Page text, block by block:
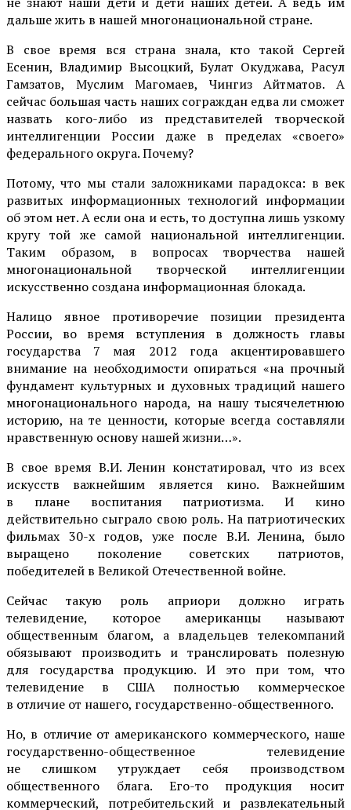
дальше жить в нашей многонациональной стране.
В свое время вся страна знала, кто такой Сергей
Есенин, Владимир Высоцкий, Булат Окуджава, Расул
Гамзатов, Муслим Магомаев, Чингиз Айтматов. А
сейчас большая часть наших сограждан едва ли сможет
назвать кого-либо из представителей творческой
интеллигенции России даже в пределах «своего»
федерального округа. Почему?
Потому, что мы стали заложниками парадокса: в век
развитых информационных технологий информации
об этом нет. А если она и есть, то доступна лишь узкому
кругу той же самой национальной интеллигенции.
Таким образом, в вопросах творчества нашей
многонациональной творческой интеллигенции
искусственно создана информационная блокада.
Налицо явное противоречие позиции президента
России, во время вступления в должность главы
государства 7 мая 2012 года акцентировавшего
внимание на необходимости опираться «на прочный
фундамент культурных и духовных традиций нашего
многонационального народа, на нашу тысячелетнюю
историю, на те ценности, которые всегда составляли
нравственную основу нашей жизни…».
В свое время В.И. Ленин констатировал, что из всех
искусств важнейшим является кино. Важнейшим
в плане воспитания патриотизма. И кино
действительно сыграло свою роль. На патриотических
фильмах 30-х годов, уже после В.И. Ленина, было
выращено поколение советских патриотов,
победителей в Великой Отечественной войне.
Сейчас такую роль априори должно играть
телевидение, которое американцы называют
общественным благом, а владельцев телекомпаний
обязывают производить и транслировать полезную
для государства продукцию. И это при том, что
телевидение в США полностью коммерческое
в отличие от нашего, государственно-общественного.
Но, в отличие от американского коммерческого, наше
государственно-общественное телевидение
не слишком утруждает себя производством
общественного блага. Его-то продукция носит
коммерческий, потребительский и развлекательный